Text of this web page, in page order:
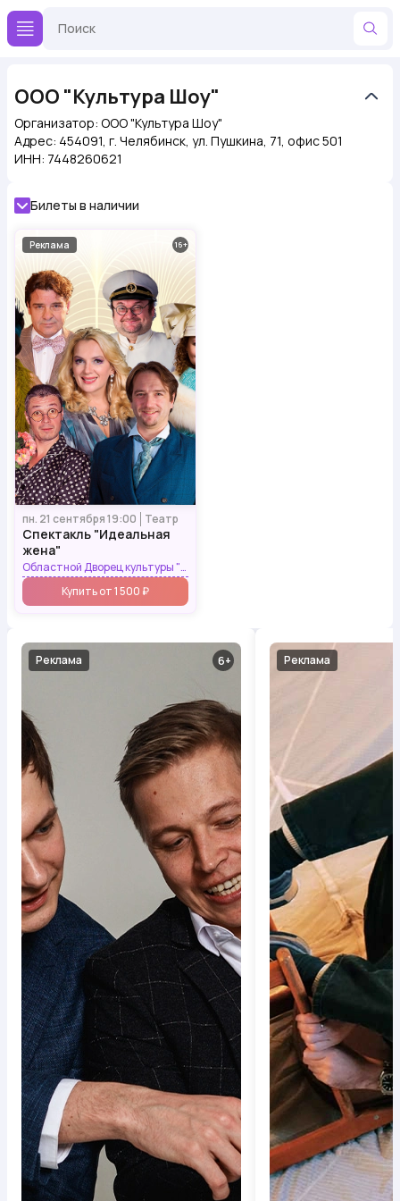
ООО "Культура Шоу"
Организатор: ООО "Культура Шоу"
Адрес: 454091, г. Челябинск, ул. Пушкина, 71, офис 501
ИНН: 7448260621
Билеты в наличии
Реклама 16
пн. 21 сентября 19:00 Театр
Спектакль "Идеальная
жена"
Областной Дворец культуры "Пролетарка"
Купить от 1 500 ₽
6
Реклама Реклама